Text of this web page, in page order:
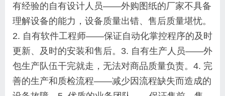
有经验的自有设计人员——外购图纸的厂家不具备
理解设备的能力，设备质量出错、售后质量堪忧。
2. 自有软件工程师——保证自动化掌控程序的及时
更新、及时的安装和售后。3. 自有生产人员——外
包生产队伍干完就走，无法对商品质量负责。4. 完
善的生产和质检流程——减少因流程缺失而造成的